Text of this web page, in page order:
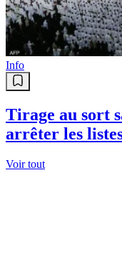
Info
Tirage au sort
arrêter les
Voir tout